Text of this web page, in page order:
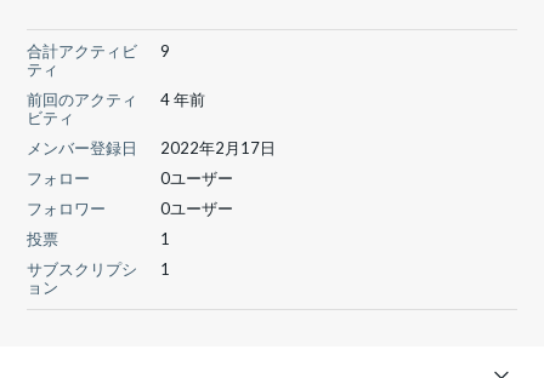
合計アクティビ
ティ
9
前回のアクティ
ビティ
4 年前
メンバー登録日
2022年2月17日
フォロー
0ユーザー
フォロワー
0ユーザー
投票
1
サブスクリプシ
ョン
1